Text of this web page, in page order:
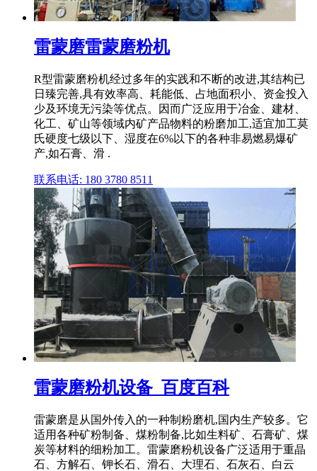
雷蒙磨雷蒙磨粉机
R型雷蒙磨粉机经过多年的实践和不断的改进,其结构已
日臻完善,具有效率高、耗能低、占地面积小、资金投入
少及环境无污染等优点。因而广泛应用于冶金、建材、
化工、矿山等领域内矿产品物料的粉磨加工,适宜加工莫
氏硬度七级以下、湿度在6%以下的各种非易燃易爆矿
产,如石膏、滑 .
联系电话: 180 3780 8511
雷蒙磨粉机设备_百度百科
雷蒙磨是从国外传入的一种制粉磨机,国内生产较多。它
适用各种矿粉制备、煤粉制备,比如生料矿、石膏矿、煤
炭等材料的细粉加工。雷蒙磨粉机设备广泛适用于重晶
石、方解石、钾长石、滑石、大理石、石灰石、白云